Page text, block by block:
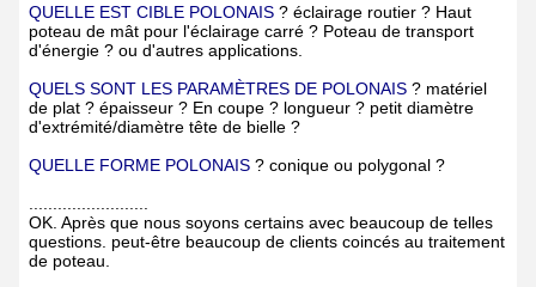
QUELLE EST CIBLE POLONAIS ? éclairage routier ? Haut
poteau de mât pour l'éclairage carré ? Poteau de transport
d'énergie ? ou d'autres applications.
QUELS SONT LES PARAMÈTRES DE POLONAIS ? matériel
de plat ? épaisseur ? En coupe ? longueur ? petit diamètre
d'extrémité/diamètre tête de bielle ?
QUELLE FORME POLONAIS ? conique ou polygonal ?
OK. Après que nous soyons certains avec beaucoup de telles
questions. peut-être beaucoup de clients coincés au traitement
de poteau.